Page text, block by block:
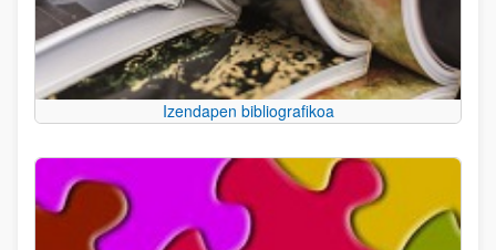
Izendapen bibliografikoa